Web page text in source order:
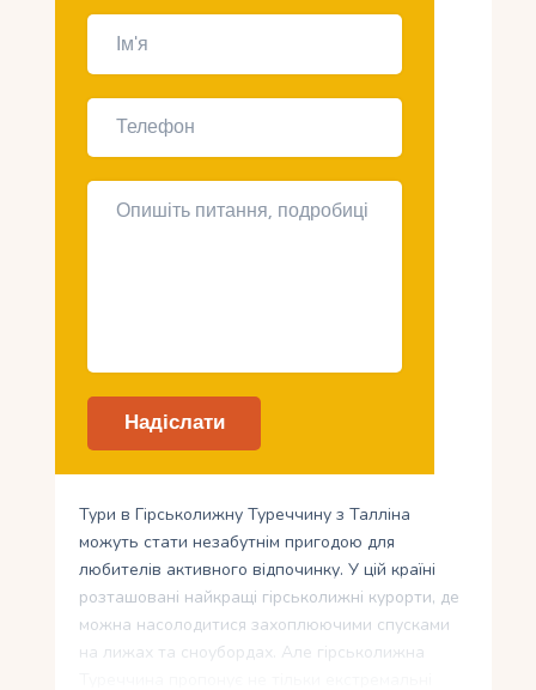
Тури в Гірськолижну Туреччину з Талліна
можуть стати незабутнім пригодою для
любителів активного відпочинку. У цій країні
розташовані найкращі гірськолижні курорти, де
можна насолодитися захоплюючими спусками
на лижах та сноубордах. Але гірськолижна